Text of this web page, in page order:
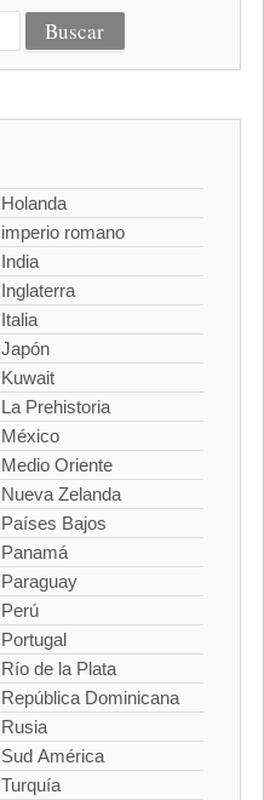
Holanda
imperio romano
India
Inglaterra
Italia
Japón
Kuwait
La Prehistoria
México
Medio Oriente
Nueva Zelanda
Países Bajos
Panamá
Paraguay
Perú
Portugal
Río de la Plata
República Dominicana
Rusia
Sud América
Turquía